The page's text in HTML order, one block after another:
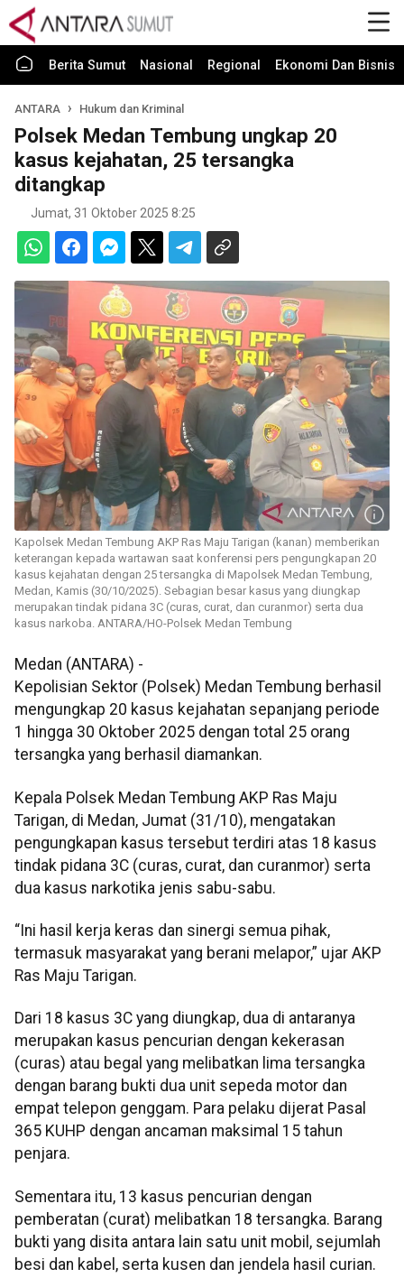
Berita Sumut Nasional Regional Ekonomi Dan Bisnis
ANTARA Hukum dan Kriminal
Polsek Medan Tembung ungkap 20
kasus kejahatan, 25 tersangka
ditangkap
Jumat, 31 Oktober 2025 8:25
Kapolsek Medan Tembung AKP Ras Maju Tarigan (kanan) memberikan
keterangan kepada wartawan saat konferensi pers pengungkapan 20
kasus kejahatan dengan 25 tersangka di Mapolsek Medan Tembung,
Medan, Kamis (30/10/2025). Sebagian besar kasus yang diungkap
merupakan tindak pidana 3C (curas, curat, dan curanmor) serta dua
kasus narkoba. ANTARA/HO-Polsek Medan Tembung
Medan (ANTARA) -
Kepolisian Sektor (Polsek) Medan Tembung berhasil
mengungkap 20 kasus kejahatan sepanjang periode
1 hingga 30 Oktober 2025 dengan total 25 orang
tersangka yang berhasil diamankan.
Kepala Polsek Medan Tembung AKP Ras Maju
Tarigan, di Medan, Jumat (31/10), mengatakan
pengungkapan kasus tersebut terdiri atas 18 kasus
tindak pidana 3C (curas, curat, dan curanmor) serta
dua kasus narkotika jenis sabu-sabu.
“Ini hasil kerja keras dan sinergi semua pihak,
termasuk masyarakat yang berani melapor,” ujar AKP
Ras Maju Tarigan.
Dari 18 kasus 3C yang diungkap, dua di antaranya
merupakan kasus pencurian dengan kekerasan
(curas) atau begal yang melibatkan lima tersangka
dengan barang bukti dua unit sepeda motor dan
empat telepon genggam. Para pelaku dijerat Pasal
365 KUHP dengan ancaman maksimal 15 tahun
penjara.
Sementara itu, 13 kasus pencurian dengan
pemberatan (curat) melibatkan 18 tersangka. Barang
bukti yang disita antara lain satu unit mobil, sejumlah
besi dan kabel, serta kusen dan jendela hasil curian.